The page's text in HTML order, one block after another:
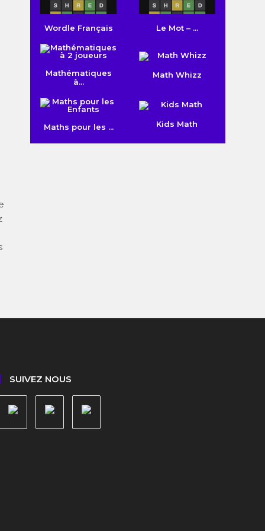
Wordle Français Le Mot – ...
Mathématiques
à...
Math Whizz
Maths pour les ... Kids Math
SUIVEZ NOUS